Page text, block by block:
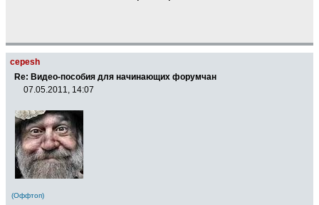
cepesh
Re: Видео-пособия для начинающих форумчан
07.05.2011, 14:07
(Оффтоп)